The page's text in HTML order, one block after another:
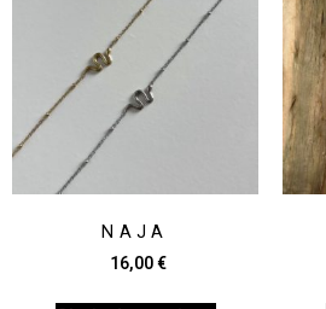
NAJA
16,00€